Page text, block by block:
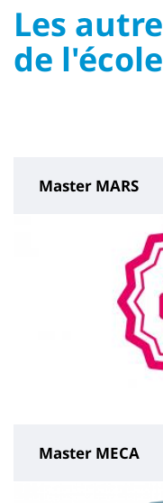
composantes
University
:
Sidebar
University
:
Main
Titre
Les
de l'école
Master MARS
Master MECA